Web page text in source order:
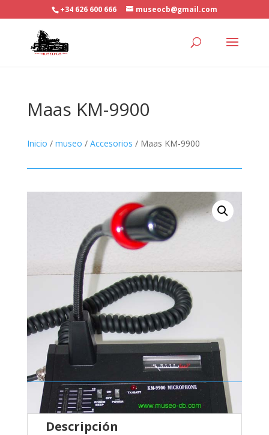
+34 626 600 666 museocb@gmail.com
Maas KM-9900
Inicio / museo / Accesorios / Maas KM-9900
Descripción